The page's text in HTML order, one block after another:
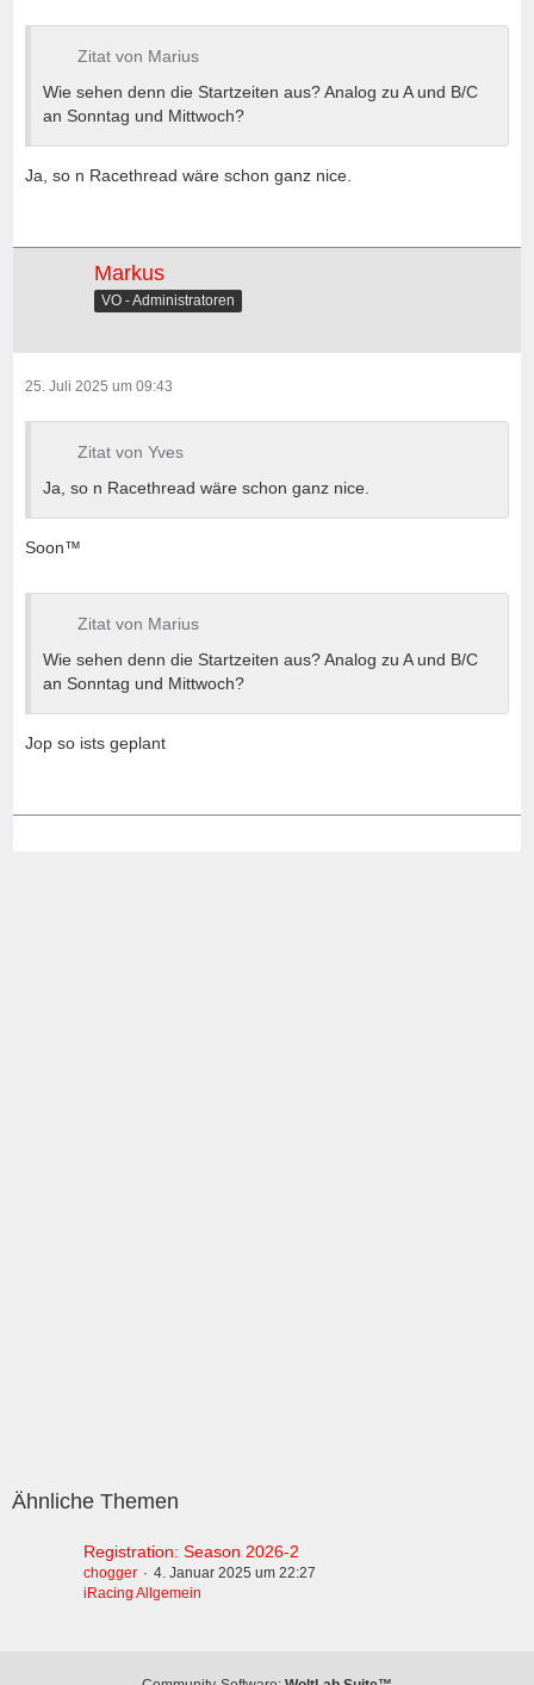
Zitat von Marius
Wie sehen denn die Startzeiten aus? Analog zu A und B/C
an Sonntag und Mittwoch?
Ja, so n Racethread wäre schon ganz nice.
Markus
VO - Administratoren
25. Juli 2025 um 09:43
Zitat von Yves
Ja, so n Racethread wäre schon ganz nice.
Soon™
Zitat von Marius
Wie sehen denn die Startzeiten aus? Analog zu A und B/C
an Sonntag und Mittwoch?
Jop so ists geplant
Ähnliche Themen
Registration: Season 2026-2
chogger
4. Januar 2025 um 22:27
iRacing Allgemein